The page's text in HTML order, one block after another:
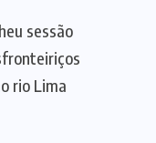
sessão
rio Lima